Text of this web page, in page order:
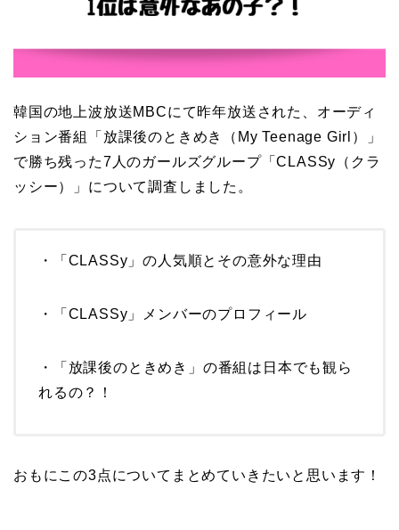
韓国の地上波放送MBCにて昨年放送された、オーディ
ション番組「放課後のときめき（My Teenage Girl）」
で勝ち残った7人のガールズグループ「CLASSy（クラ
ッシー）」について調査しました。
・「CLASSy」の人気順とその意外な理由
・「CLASSy」メンバーのプロフィール
・「放課後のときめき」の番組は日本でも観ら
れるの？！
おもにこの3点についてまとめていきたいと思います！